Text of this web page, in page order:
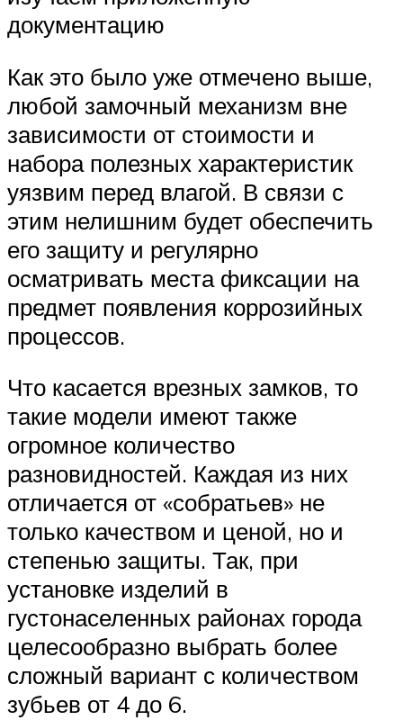
документацию
Как это было уже отмечено выше,
любой замочный механизм вне
зависимости от стоимости и
набора полезных характеристик
уязвим перед влагой. В связи с
этим нелишним будет обеспечить
его защиту и регулярно
осматривать места фиксации на
предмет появления коррозийных
процессов.
Что касается врезных замков, то
такие модели имеют также
огромное количество
разновидностей. Каждая из них
отличается от «собратьев» не
только качеством и ценой, но и
степенью защиты. Так, при
установке изделий в
густонаселенных районах города
целесообразно выбрать более
сложный вариант с количеством
зубьев от 4 до 6.